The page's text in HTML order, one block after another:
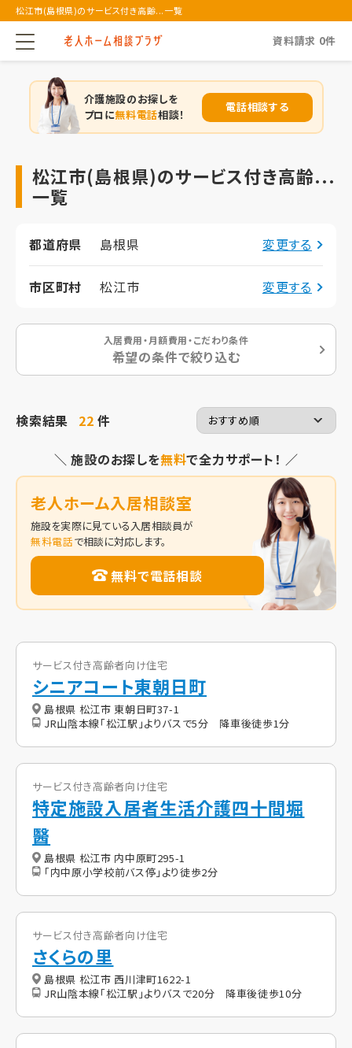
松江市(島根県)のサービス付き高齢...一覧
資料請求 0件
介護施設のお探しを
プロに無料電話相談！
電話相談する
松江市(島根県)のサービス付き高齢...
一覧
都道府県 島根県 変更する
市区町村 松江市 変更する
入居費用・月額費用・こだわり条件
希望の条件で絞り込む
検索結果 22件
＼ 施設のお探しを無料で全力サポート！ ／
老人ホーム入居相談室
施設を実際に見ている入居相談員が
無料電話で相談に対応します。
無料で電話相談
サービス付き高齢者向け住宅
シニアコート東朝日町
島根県 松江市 東朝日町37-1
JR山陰本線「松江駅」よりバスで5分 降車後徒歩1分
サービス付き高齢者向け住宅
特定施設入居者生活介護四十間堀
醫
島根県 松江市 内中原町295-1
「内中原小学校前バス停」より徒歩2分
サービス付き高齢者向け住宅
さくらの里
島根県 松江市 西川津町1622-1
JR山陰本線「松江駅」よりバスで20分 降車後徒歩10分